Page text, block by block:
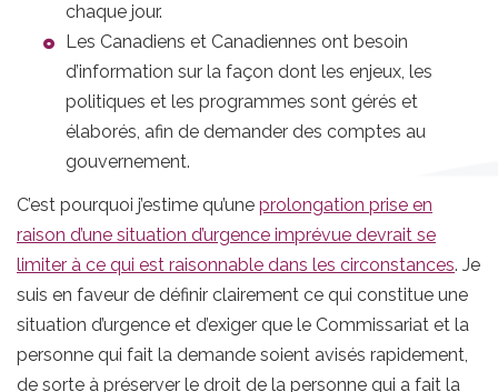
chaque jour.
Les Canadiens et Canadiennes ont besoin
d’information sur la façon dont les enjeux, les
politiques et les programmes sont gérés et
élaborés, afin de demander des comptes au
gouvernement.
C’est pourquoi j’estime qu’une prolongation prise en
raison d’une situation d’urgence imprévue devrait se
limiter à ce qui est raisonnable dans les circonstances. Je
suis en faveur de définir clairement ce qui constitue une
situation d’urgence et d’exiger que le Commissariat et la
personne qui fait la demande soient avisés rapidement,
de sorte à préserver le droit de la personne qui a fait la